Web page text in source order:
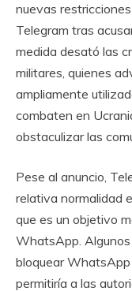
nuevas
Telegram tras
medida desató las
militares, quienes
ampliamente
combaten en
obstaculizar las
Pese al anuncio,
relativa normalidad
que es un objetivo
WhatsApp.
bloquear
permitiría a las